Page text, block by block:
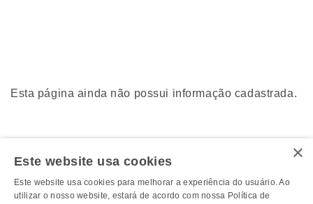
Esta página ainda não possui informação cadastrada.
×
Este website usa cookies
Este website usa cookies para melhorar a experiência do usuário. Ao
utilizar o nosso website, estará de acordo com nossa Política de